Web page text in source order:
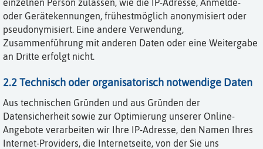
oder Gerätekennungen, frühestmöglich anonymisiert oder
pseudonymisiert. Eine andere Verwendung,
Zusammenführung mit anderen Daten oder eine Weitergabe
an Dritte erfolgt nicht.
2.2 Technisch oder organisatorisch notwendige Daten
Aus technischen Gründen und aus Gründen der
Datensicherheit sowie zur Optimierung unserer Online-
Angebote verarbeiten wir Ihre IP-Adresse, den Namen Ihres
Internet-Providers, die Internetseite, von der Sie uns